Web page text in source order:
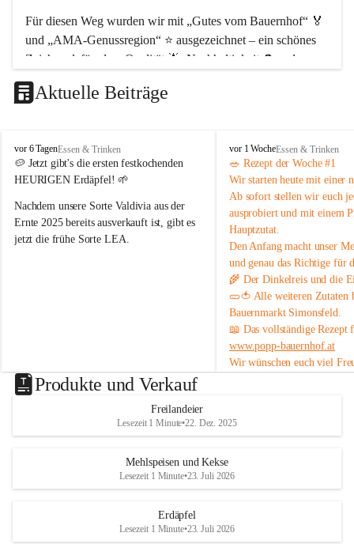
Für diesen Weg wurden wir mit „Gutes vom Bauernhof“ 🏅
und „AMA-Genussregion“ ⭐ ausgezeichnet – ein schönes
Zeichen dafür, dass Qualität 🌟, Nachhaltigkeit ♻️ und
Unser Hof liegt im Naturpark Leiser Berge 🏞️
arbeiten wir hier bewusst im Rhythmus der Natur 🌿🌤️.
Schön, dass ihr da seid 🥰 – und ein Stück echtes
Aktuelle Beiträge
P
o
p
B
a
u
e
vor 6 TagenEssen & Trinken
🥔 Jetzt gibt's die ersten festkochenden
HEURIGEN Erdäpfel! 🌱
Nachdem unsere Sorte Valdivia aus der
Ernte 2025 bereits ausverkauft ist, gibt es
jetzt die frühe Sorte LEA.
#heurige #erdäpfel #festkochend #regional
#direktvombbauernhof #hofpopp
#leiserberge #ernstbrunn #frischvomfeld
P
o
p
p
a
u
e
r
n
h
o
f
vor 1 WocheEssen & Trinken
🥗 Rezept der Woche #1
Wir starten heute mit einer
Ab sofort stellen wir euch
ausprobiert und mit einem
Hauptzutat.
Den Anfang macht unser
und genau das Richtige für
🌾 Der Dinkelreis und die
🥒🍅 Alle weiteren Zutaten
Bauernmarkt Simonsfeld.
📖 Das vollständige Rezept
www.popp-bauernhof.at
Wir wünschen euch viel
Produkte und Verkauf
Freilandeier
Lesezeit 1 Minute•22. Dez. 2025
Mehlspeisen und Kekse
Lesezeit 1 Minute•23. Juli 2026
Erdäpfel
Lesezeit 1 Minute•23. Juli 2026